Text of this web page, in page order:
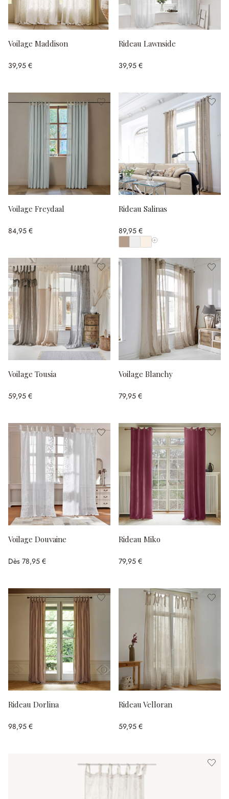
Voilage Maddison
39,95 €
Rideau Lawnside
39,95 €
Voilage Freydaal
84,95 €
Rideau Salinas
89,95 €
Afficher toutes les
Voilage Tousia
59,95 €
Voilage Blanchy
79,95 €
Voilage Douvaine
Dès 78,95 €
Rideau Miko
79,95 €
Rideau Dorlina
98,95 €
Rideau Velloran
59,95 €